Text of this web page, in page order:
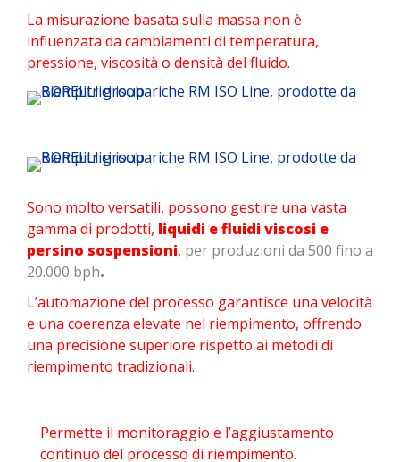
La misurazione basata sulla massa non è
influenzata da cambiamenti di temperatura,
pressione, viscosità o densità del fluido.
Sono molto versatili, possono gestire una vasta
gamma di prodotti, liquidi e fluidi viscosi e
persino sospensioni, per produzioni da 500 fino a
20.000 bph.
L’automazione del processo garantisce una velocità
e una coerenza elevate nel riempimento, offrendo
una precisione superiore rispetto ai metodi di
riempimento tradizionali.
Permette il monitoraggio e l’aggiustamento
continuo del processo di riempimento.